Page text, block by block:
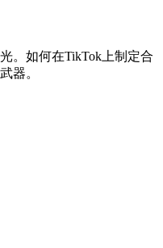
。如何在TikTok上制定合
器。